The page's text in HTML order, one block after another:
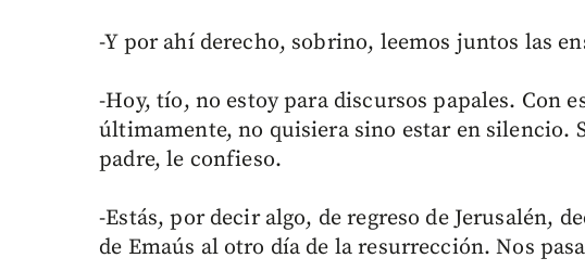
-Y por ahí derecho, sobrino, leemos juntos las
-Hoy, tío, no estoy para discursos papales. Con
últimamente, no quisiera sino estar en silencio.
padre, le confieso.
-Estás, por decir algo, de regreso de Jerusalén,
de Emaús al otro día de la resurrección. Nos